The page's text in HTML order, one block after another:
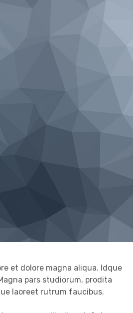
et dolore magna aliqua. Idque
pars studiorum, prodita
laoreet rutrum faucibus.